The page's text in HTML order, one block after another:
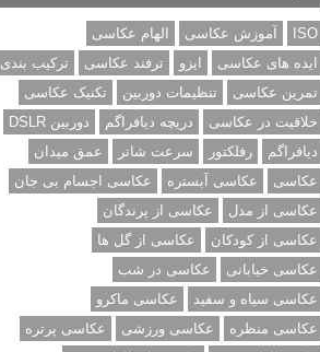
ISO آموزش عکاسی
الهام عکاسی
ایده های عکاسی
ایزو ترفند عکاسی
ترکیب بندی
تمرین عکاسی
تنظیمات دوربین
تکنیک عکاسی
خلاقیت در عکاسی
دریچه دیافراگم
دوربین DSLR
دیافراگم
رفلکتور سرعت شاتر
عمق میدان
عکاسی
عکاسی آبستره
عکاسی اجسام بی جان
عکاسی از مدل
عکاسی از پرندگان
عکاسی از کودکان
عکاسی از گل ها
عکاسی خیابانی
عکاسی در شب
عکاسی سیاه و سفید
عکاسی ماکرو
عکاسی منظره
عکاسی ورزشی
عکاسی پرتره